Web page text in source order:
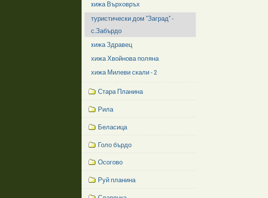
xижа Върховръх
туристически дом "Заград" -
с.Забърдо
xижа Здравец
хижа Хвойнова поляна
хижа Милеви скали - 2
Стара Планина
Рила
Беласица
Голо бърдо
Осогово
Руй планина